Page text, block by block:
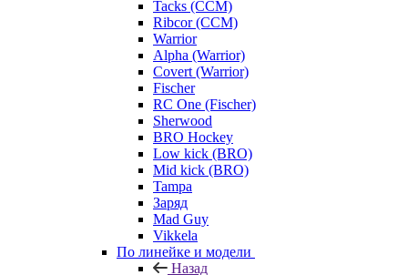
Tacks (CCM)
Ribcor (CCM)
Warrior
Alpha (Warrior)
Covert (Warrior)
Fischer
RC One (Fischer)
Sherwood
BRO Hockey
Low kick (BRO)
Mid kick (BRO)
Tampa
Заряд
Mad Guy
Vikkela
По линейке и модели
Назад